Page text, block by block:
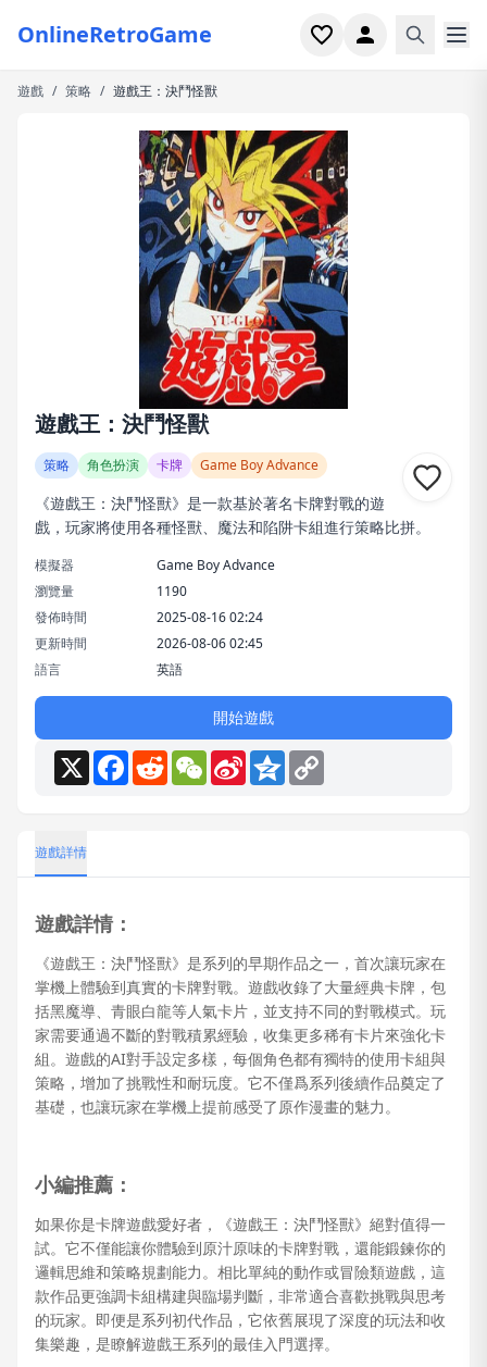
OnlineRetroGame
首頁
遊戲專題
最近玩過
遊戲 / 策略 / 遊戲王：決鬥怪獸
遊戲王：決鬥怪獸
策略 角色扮演 卡牌 Game Boy Advance
《遊戲王：決鬥怪獸》是一款基於著名卡牌對戰的遊
戲，玩家將使用各種怪獸、魔法和陷阱卡組進行策略比拼。
模擬器
Game Boy Advance
瀏覽量
1190
發佈時間
2025-08-16 02:24
更新時間
2026-08-06 02:45
語言
英語
開始遊戲
X Facebook
RedditWeChat
Sina
Weibo
Qzone
遊戲詳情
遊戲詳情：
《遊戲王：決鬥怪獸》是系列的早期作品之一，首次讓玩家在
掌機上體驗到真實的卡牌對戰。遊戲收錄了大量經典卡牌，包
括黑魔導、青眼白龍等人氣卡片，並支持不同的對戰模式。玩
家需要通過不斷的對戰積累經驗，收集更多稀有卡片來強化卡
組。遊戲的AI對手設定多樣，每個角色都有獨特的使用卡組與
策略，增加了挑戰性和耐玩度。它不僅爲系列後續作品奠定了
基礎，也讓玩家在掌機上提前感受了原作漫畫的魅力。
小編推薦：
如果你是卡牌遊戲愛好者，《遊戲王：決鬥怪獸》絕對值得一
試。它不僅能讓你體驗到原汁原味的卡牌對戰，還能鍛鍊你的
邏輯思維和策略規劃能力。相比單純的動作或冒險類遊戲，這
款作品更強調卡組構建與臨場判斷，非常適合喜歡挑戰與思考
的玩家。即便是系列初代作品，它依舊展現了深度的玩法和收
集樂趣，是瞭解遊戲王系列的最佳入門選擇。